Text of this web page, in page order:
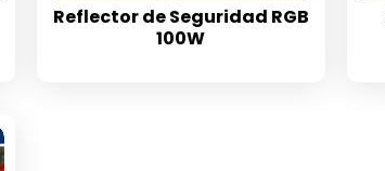
Reflector de Seguridad RGB
100W